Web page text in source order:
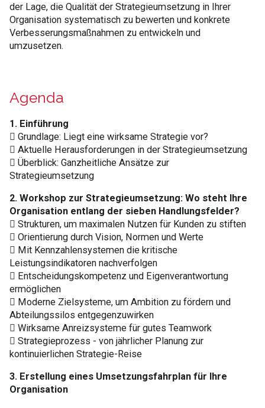
der Lage, die Qualität der Strategieumsetzung in Ihrer
Organisation systematisch zu bewerten und konkrete
Verbesserungsmaßnahmen zu entwickeln und
umzusetzen.
Agenda
1. Einführung
 Grundlage: Liegt eine wirksame Strategie vor?
 Aktuelle Herausforderungen in der Strategieumsetzung
 Überblick: Ganzheitliche Ansätze zur
Strategieumsetzung
2. Workshop zur Strategieumsetzung: Wo steht Ihre
Organisation entlang der sieben Handlungsfelder?
 Strukturen, um maximalen Nutzen für Kunden zu stiften
 Orientierung durch Vision, Normen und Werte
 Mit Kennzahlensystemen die kritische
Leistungsindikatoren nachverfolgen
 Entscheidungskompetenz und Eigenverantwortung
ermöglichen
 Moderne Zielsysteme, um Ambition zu fördern und
Abteilungssilos entgegenzuwirken
 Wirksame Anreizsysteme für gutes Teamwork
 Strategieprozess - von jährlicher Planung zur
kontinuierlichen Strategie-Reise
3. Erstellung eines Umsetzungsfahrplan für Ihre
Organisation